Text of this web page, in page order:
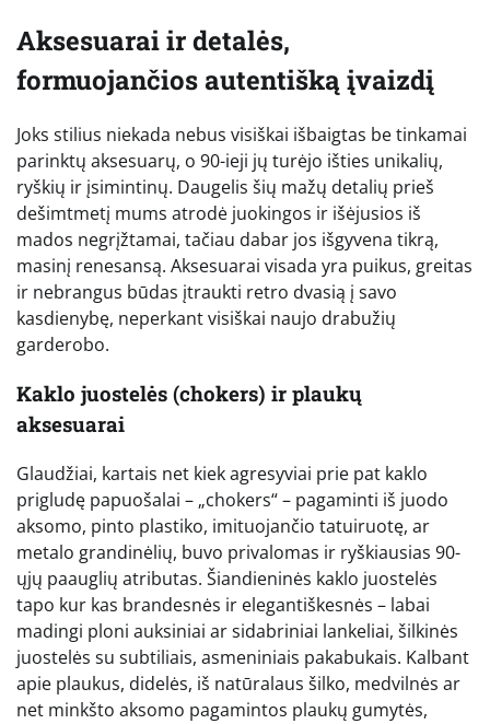
Aksesuarai ir detalės,
formuojančios autentišką įvaizdį
Joks stilius niekada nebus visiškai išbaigtas be tinkamai
parinktų aksesuarų, o 90-ieji jų turėjo išties unikalių,
ryškių ir įsimintinų. Daugelis šių mažų detalių prieš
dešimtmetį mums atrodė juokingos ir išėjusios iš
mados negrįžtamai, tačiau dabar jos išgyvena tikrą,
masinį renesansą. Aksesuarai visada yra puikus, greitas
ir nebrangus būdas įtraukti retro dvasią į savo
kasdienybę, neperkant visiškai naujo drabužių
garderobo.
Kaklo juostelės (chokers) ir plaukų
aksesuarai
Glaudžiai, kartais net kiek agresyviai prie pat kaklo
prigludę papuošalai – „chokers“ – pagaminti iš juodo
aksomo, pinto plastiko, imituojančio tatuiruotę, ar
metalo grandinėlių, buvo privalomas ir ryškiausias 90-
ųjų paauglių atributas. Šiandieninės kaklo juostelės
tapo kur kas brandesnės ir elegantiškesnės – labai
madingi ploni auksiniai ar sidabriniai lankeliai, šilkinės
juostelės su subtiliais, asmeniniais pakabukais. Kalbant
apie plaukus, didelės, iš natūralaus šilko, medvilnės ar
net minkšto aksomo pagamintos plaukų gumytės,